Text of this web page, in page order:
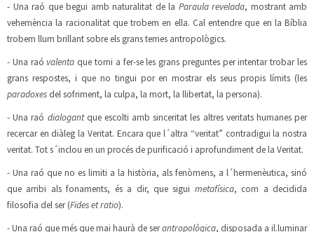
- Una raó que begui amb naturalitat de la Paraula revelada, mostrant amb
vehemència la racionalitat que trobem en ella. Cal entendre que en la Bíblia
trobem llum brillant sobre els grans temes antropològics.
- Una raóvalenta que torni a fer-se les grans preguntes per intentar trobar les
grans respostes, i que no tingui por en mostrar els seus propis límits (les
paradoxes del sofriment, la culpa, la mort, la llibertat, la persona).
- Una raó dialogantque escolti amb sinceritat les altres veritats humanes per
recercar en diàleg la Veritat. Encara que l´altra “veritat” contradigui la nostra
veritat. Tot s´inclou en un procés de purificació i aprofundiment de la Veritat.
- Una raó que no es limiti a la història, als fenòmens, a l´hermenèutica, sinó
que arribi als fonaments, és a dir, que sigui metafísica, com a decidida
filosofia del ser (Fides et ratio).
- Una raó que més que mai haurà de serantropològica, disposada a il.luminar